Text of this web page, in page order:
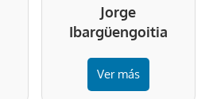
Jorge
Ibargüengoitia
Ver más